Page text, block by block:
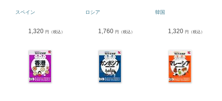
スペイン
1,320 円（税込）
ロシア
1,760 円（税込）
韓国
1,320 円（税込）